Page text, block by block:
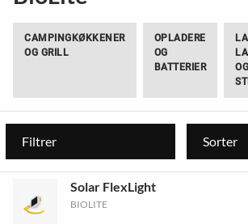
CAMPINGKØKKENER
OG GRILL
OPLADERE
OG
BATTERIER
OG
Filtrer Sorter
Solar FlexLight
BIOLITE